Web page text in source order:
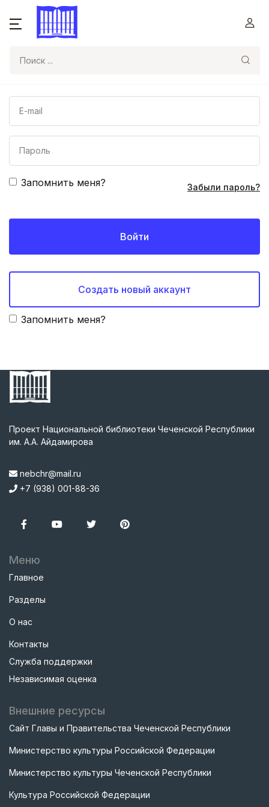
Запомнить меня? Забыли пароль?
Войти
Создать новый аккаунт
Запомнить меня?
Проект Национальной библиотеки Чеченской Республики
им. А.А. Айдамирова
nebchr@mail.ru
+7 (938) 001-88-36
Меню
Главное
Разделы
О нас
Контакты
Служба поддержки
Независимая оценка
Внешние ресурсы
Сайт Главы и Правительства Чеченской Республики
Министерство культуры Российской Федерации
Министерство культуры Чеченской Республики
Культура Российской Федерации